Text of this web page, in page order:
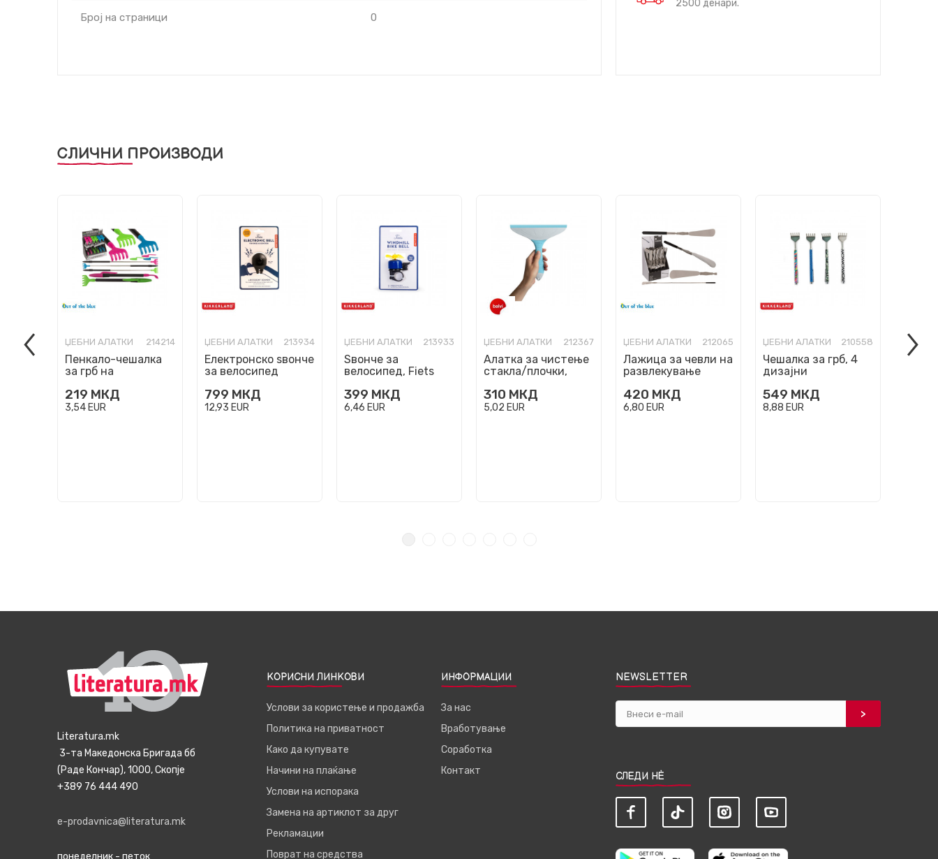
Број на страници 0
2500 денари.
СЛИЧНИ ПРОИЗВОДИ
ЏЕБНИ АЛАТКИ 214214
Пенкало-чешалка
за грб на
бои
219 МКД
3,54 EUR
ЏЕБНИ АЛАТКИ 213934
Електронско ѕвонче
за велосипед
799 МКД
12,93 EUR
ЏЕБНИ АЛАТКИ 213933
Ѕвонче за
велосипед, Fiets
бои
399 МКД
6,46 EUR
ЏЕБНИ АЛАТКИ 212367
Алатка за чистење
стакла/плочки,
310 МКД
5,02 EUR
ЏЕБНИ АЛАТКИ 212065
Лажица за чевли на
развлекување
420 МКД
6,80 EUR
ЏЕБНИ АЛАТКИ 210558
Чешалка за грб, 4
дизајни
549 МКД
8,88 EUR
ЏЕБНИ
Literatura.mk
3-та Македонска Бригада бб
(Раде Кончар), 1000, Скопје
+389 76 444 490
e-prodavnica@literatura.mk
понеделник - петок
КОРИСНИ ЛИНКОВИ
Услови за користење и продажба
Политика на приватност
Како да купувате
Начини на плаќање
Услови на испорака
Замена на артиклот за друг
Рекламации
Поврат на средства
ИНФОРМАЦИИ
За нас
Вработување
Соработка
Контакт
NEWSLETTER
СЛЕДИ НЀ